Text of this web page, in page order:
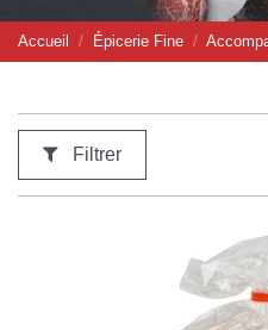
Accueil Épicerie Fine
Filtrer